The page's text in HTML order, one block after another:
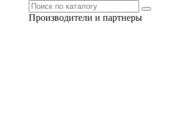
Производители и партнеры